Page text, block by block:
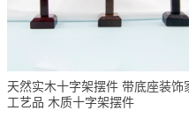
天然实木十字架摆件 带底座装饰
工艺品 木质十字架摆件